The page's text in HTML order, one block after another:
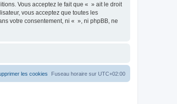
Vous acceptez le fait que « » ait le droit
vous acceptez que toutes les
votre consentement, ni « », ni phpBB, ne
Fuseau horaire sur UTC+02:00
les cookies